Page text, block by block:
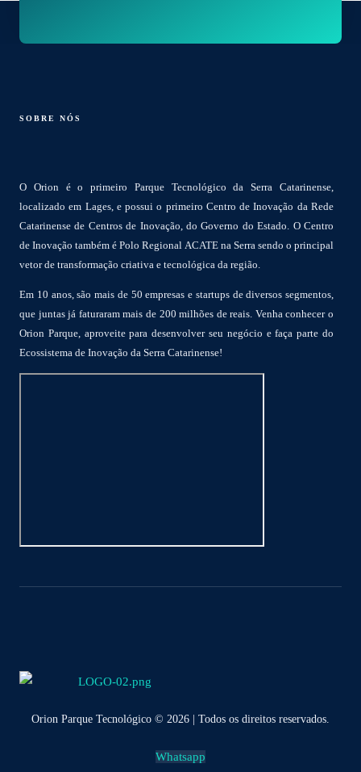
SOBRE NÓS
O Orion é o primeiro Parque Tecnológico da Serra Catarinense,
localizado em Lages, e possui o primeiro Centro de Inovação da Rede
Catarinense de Centros de Inovação, do Governo do Estado. O Centro
de Inovação também é Polo Regional ACATE na Serra sendo o principal
vetor de transformação criativa e tecnológica da região.
Em 10 anos, são mais de 50 empresas e startups de diversos segmentos,
que juntas já faturaram mais de 200 milhões de reais. Venha conhecer o
Orion Parque, aproveite para desenvolver seu negócio e faça parte do
Ecossistema de Inovação da Serra Catarinense!
Orion Parque Tecnológico © 2026 | Todos os direitos reservados.
Whatsapp